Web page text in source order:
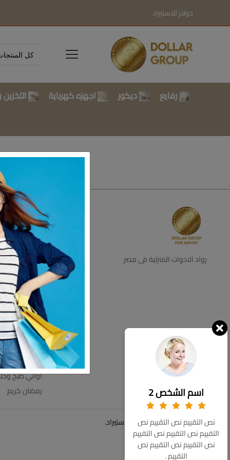
دولار للاستيراد
رفايع ديكور اجهزه كهرباية
رواد الادوات المنزلية فى مصر
تسوق
رفايع
ديكور
اجهزه كهرباية
التخزين
اطباق
اطقم زجاج
ترامس
عروض
مستلزمات
مفروشات
اواني طبخ
رمضان كريم
© حقوق الملكية 2026 دولار للاستيراد.
اسم الشخص 2
نص التقييم نص التقييم نص
التقييم نص التقييم نص التقييم
نص التقييم نص التقييم نص
التقييم .